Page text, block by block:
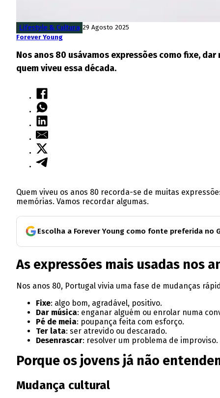
Lifestyle & Cultura 29 Agosto 2025
Forever Young
Nos anos 80 usávamos expressões como fixe,
quem viveu essa década.
Quem viveu os anos 80 recorda-se de muitas
memórias. Vamos recordar algumas.
Escolha a Forever Young como fonte preferida no
As expressões mais usadas nos
Nos anos 80, Portugal vivia uma fase de mudanças
Fixe: algo bom, agradável, positivo.
Dar música: enganar alguém ou enrolar numa
Pé de meia: poupança feita com esforço.
Ter lata: ser atrevido ou descarado.
Desenrascar: resolver um problema de improviso.
Porque os jovens já não
Mudança cultural